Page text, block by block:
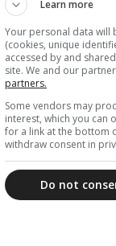
Learn more
Your personal data will
(cookies, unique
accessed by and
site. We and our
partners.
Some vendors may
interest, which you can
for a link at the bottom
withdraw consent in
Do not